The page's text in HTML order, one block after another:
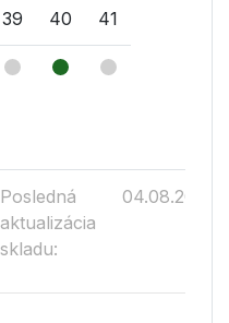
39 40 41
Posledná
aktualizácia
skladu:
04.08.2026